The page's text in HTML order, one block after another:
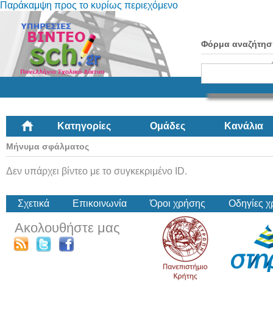
Παράκαμψη προς το κυρίως περιεχόμενο
Φόρμα
Κατηγορίες Ομάδες Κανάλια
Μήνυμα σφάλματος
Δεν υπάρχει βίντεο με το συγκεκριμένο ID.
Σχετικά Επικοινωνία Όροι χρήσης Οδηγίες
Ακολουθήστε μας